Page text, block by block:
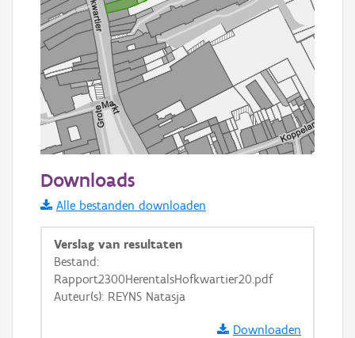
Informatie Vlaanderen
i
+ −
Downloads
Alle bestanden downloaden
Verslag van resultaten
Bestand:
Rapport2300HerentalsHofkwartier20.pdf
Auteur(s): REYNS Natasja
Downloaden